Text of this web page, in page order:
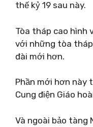
thế kỷ 19 sau này.
Tòa tháp cao hình
với những tòa
đài mới hơn.
Phần mới hơn này
Cung điện Giáo
Và ngoài bảo tàng